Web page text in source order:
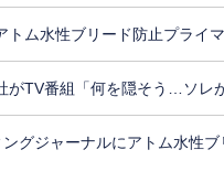
トム水性ブリード防止プライ
がTV番組「何を隠そう…ソレ
グジャーナルにアトム水性